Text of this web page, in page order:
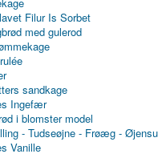
Filur Is Sorbet
med gulerod
sandkage
Ingefær
i blomster model
- Tudseøjne - Frøæg -
Vanille